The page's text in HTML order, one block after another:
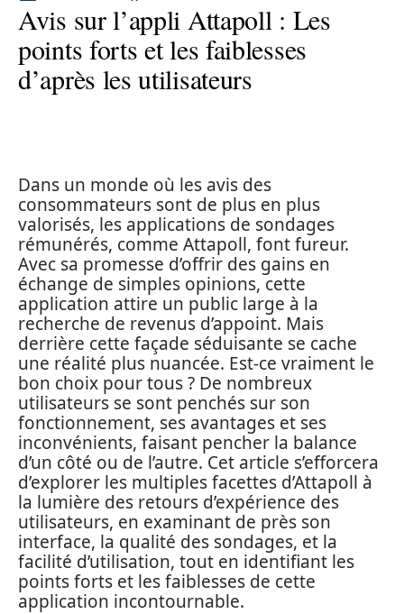
Avis sur l’appli Attapoll : Les
points forts et les faiblesses
d’après les utilisateurs
Dans un monde où les avis des
consommateurs sont de plus en plus
valorisés, les applications de sondages
rémunérés, comme Attapoll, font fureur.
Avec sa promesse d’offrir des gains en
échange de simples opinions, cette
application attire un public large à la
recherche de revenus d’appoint. Mais
derrière cette façade séduisante se cache
une réalité plus nuancée. Est-ce vraiment le
bon choix pour tous ? De nombreux
utilisateurs se sont penchés sur son
fonctionnement, ses avantages et ses
inconvénients, faisant pencher la balance
d’un côté ou de l’autre. Cet article s’efforcera
d’explorer les multiples facettes d’Attapoll à
la lumière des retours d’expérience des
utilisateurs, en examinant de près son
interface, la qualité des sondages, et la
facilité d’utilisation, tout en identifiant les
points forts et les faiblesses de cette
application incontournable.